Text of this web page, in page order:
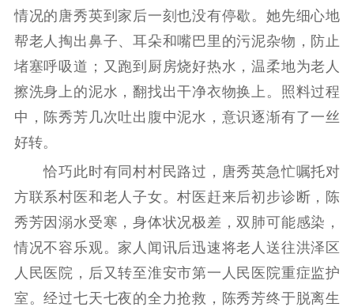
情况的唐秀英到家后一刻也没有停歇。她先细心地
帮老人掏出鼻子、耳朵和嘴巴里的污泥杂物，防止
堵塞呼吸道；又跑到厨房烧好热水，温柔地为老人
擦洗身上的泥水，翻找出干净衣物换上。照料过程
中，陈秀芳几次吐出腹中泥水，意识逐渐有了一丝
好转。
恰巧此时有同村村民路过，唐秀英急忙嘱托对
方联系村医和老人子女。村医赶来后初步诊断，陈
秀芳因溺水受寒，身体状况极差，双肺可能感染，
情况不容乐观。家人闻讯后迅速将老人送往洪泽区
人民医院，后又转至淮安市第一人民医院重症监护
室。经过七天七夜的全力抢救，陈秀芳终于脱离生